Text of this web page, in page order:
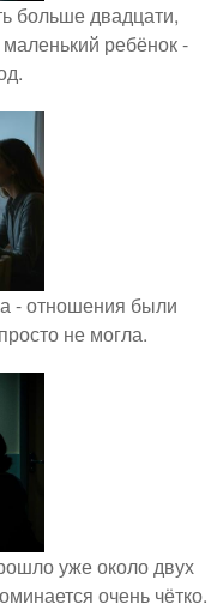
больше двадцати,
ребёнок -
- отношения были
не могла.
уже около двух
очень чётко.